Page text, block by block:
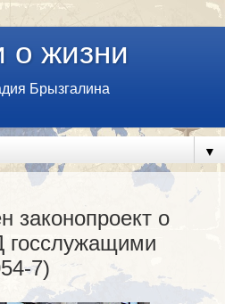
о жизни
Брызгалина
▼
законопроект о
7)